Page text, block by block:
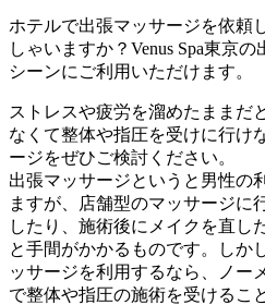
ホテルで出張マッサージを依頼
しゃいますか？Venus Spa東京
シーンにご利用いただけます。
ストレスや疲労を溜めたままだ
なくて整体や指圧を受けに行け
ージをぜひご検討ください。
出張マッサージというと男性の
ますが、店舗型のマッサージに
したり、施術後にメイクを直し
と手間がかかるものです。しか
ッサージを利用するなら、ノー
で整体や指圧の施術を受けるこ